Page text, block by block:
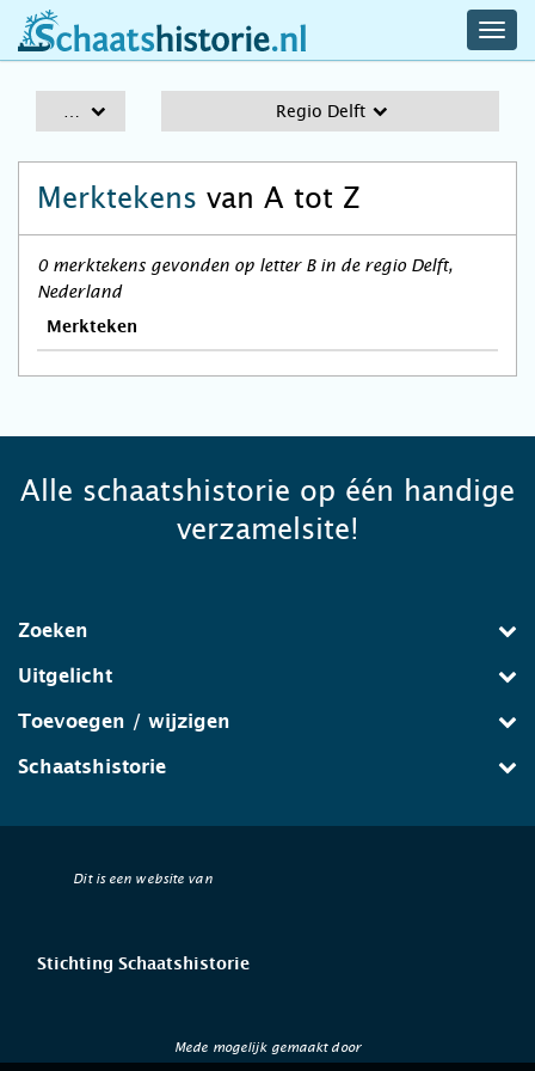
schaatshistorie.nl
Regio Delft
Merktekens van A tot Z
0 merktekens gevonden op letter B in de regio Delft,
Nederland
Merkteken
Alle schaatshistorie op één handige
verzamelsite!
Zoeken
Uitgelicht
Toevoegen / wijzigen
Schaatshistorie
Dit is een website van
Stichting Schaatshistorie
Mede mogelijk gemaakt door